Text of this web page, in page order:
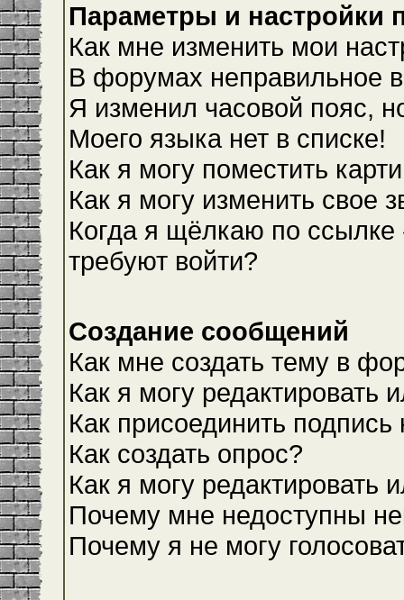
Параметры и настройки
Как мне изменить мои
В форумах неправильное
Я изменил часовой пояс,
Моего языка нет в списке!
Как я могу поместить
Как я могу изменить свое
Когда я щёлкаю по ссылке
требуют войти?
Создание сообщений
Как мне создать тему в
Как я могу редактировать
Как присоединить
Как создать опрос?
Как я могу редактировать
Почему мне недоступны
Почему я не могу